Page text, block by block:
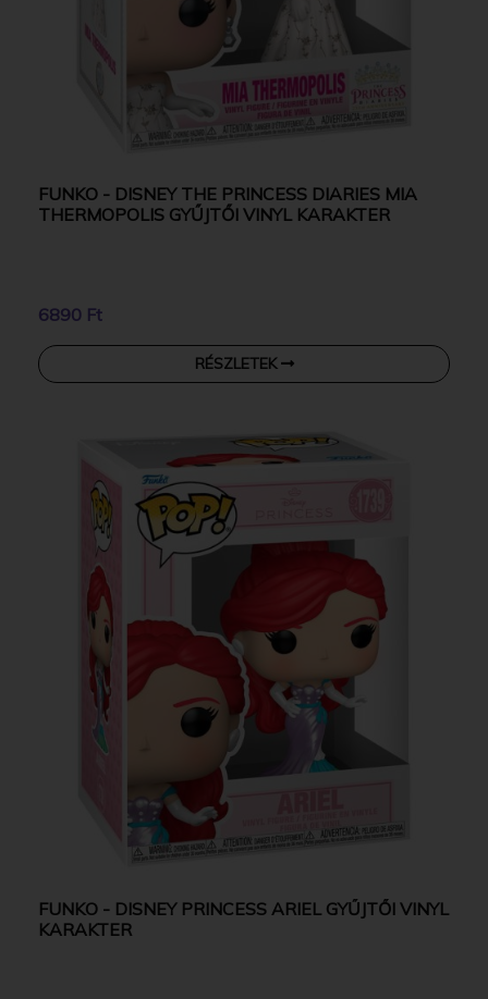
FUNKO - DISNEY THE PRINCESS DIARIES MIA
THERMOPOLIS GYŰJTŐI VINYL KARAKTER
6890 Ft
RÉSZLETEK
FUNKO - DISNEY PRINCESS ARIEL GYŰJTŐI VINYL
KARAKTER